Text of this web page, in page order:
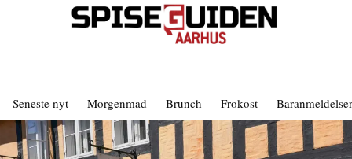
Seneste nyt Morgenmad Brunch Frokost Baranmeldelser